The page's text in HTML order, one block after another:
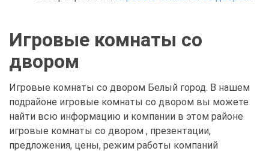
Игровые комнаты со
двором
Игровые комнаты со двором Белый город. В нашем
подрайоне игровые комнаты со двором вы можете
найти всю информацию и компании в этом районе
игровые комнаты со двором , презентации,
предложения, цены, режим работы компаний